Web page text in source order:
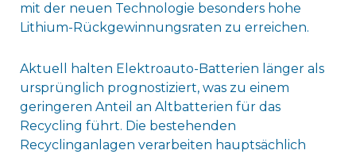
mit der neuen Technologie besonders hohe
Lithium-Rückgewinnungsraten zu erreichen.
Aktuell halten Elektroauto-Batterien länger als
ursprünglich prognostiziert, was zu einem
geringeren Anteil an Altbatterien für das
Recycling führt. Die bestehenden
Recyclinganlagen verarbeiten hauptsächlich